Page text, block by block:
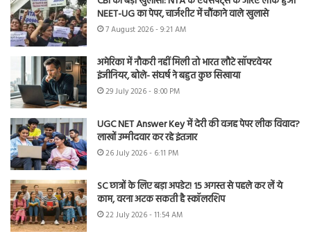
NEET-UG का पेपर, चार्जशीट में चौंकाने वाले खुलासे
7 August 2026 - 9:21 AM
अमेरिका में नौकरी नहीं मिली तो भारत लौटे सॉफ्टवेयर
इंजीनियर, बोले- संघर्ष ने बहुत कुछ सिखाया
29 July 2026 - 8:00 PM
UGC NET Answer Key में देरी की वजह पेपर लीक विवाद?
लाखों उम्मीदवार कर रहे इंतजार
26 July 2026 - 6:11 PM
SC छात्रों के लिए बड़ा अपडेट! 15 अगस्त से पहले कर लें ये
काम, वरना अटक सकती है स्कॉलरशिप
22 July 2026 - 11:54 AM